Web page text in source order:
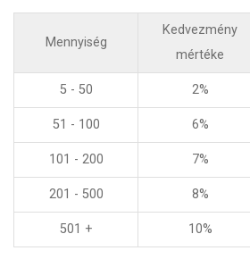
Mennyiség
Kedvezmény
mértéke
5 - 50 2%
51 - 100 6%
101 - 200 7%
201 - 500 8%
501 + 10%